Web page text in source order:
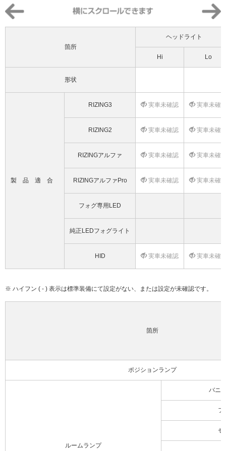
箇所
ヘッドライト
Hi Lo
形状
製品適合
RIZING3 実車未確認 実車未確
RIZING2 実車未確認 実車未確
RIZINGアルファ 実車未確認 実車未確
RIZINGアルファPro 実車未確認 実車未確
フォグ専用LED
純正LEDフォグライト
HID 実車未確認 実車未確
※ ハイフン ( - ) 表示は標準装備にて設定がない、または設定が未確認です。
箇所
ポジションランプ
ルームランプ
バニ
フ
セ